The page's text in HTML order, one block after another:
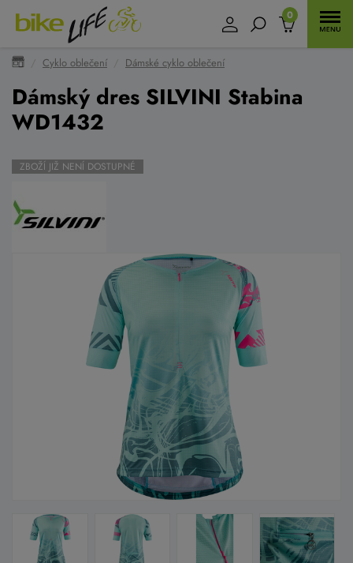
0
Cyklo oblečení Dámské cyklo oblečení
Dámský dres SILVINI Stabina
WD1432
ZBOŽÍ JIŽ NENÍ DOSTUPNÉ